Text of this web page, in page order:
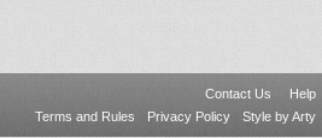
Contact Us
Help
Terms and Rules
Privacy Policy Style by Arty